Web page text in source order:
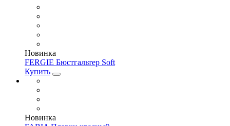
Новинка
FERGIE Бюстгальтер Soft
Купить
Новинка